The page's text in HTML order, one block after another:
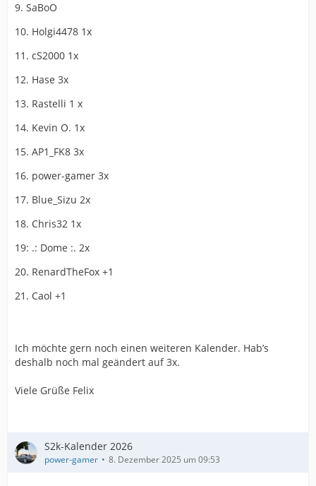
9. SaBoO
10. Holgi4478 1x
11. cS2000 1x
12. Hase 3x
13. Rastelli 1 x
14. Kevin O. 1x
15. AP1_FK8 3x
16. power-gamer 3x
17. Blue_Sizu 2x
18. Chris32 1x
19: .: Dome :. 2x
20. RenardTheFox +1
21. Caol +1
Ich möchte gern noch einen weiteren Kalender. Hab’s
deshalb noch mal geändert auf 3x.
Viele Grüße Felix
S2k-Kalender 2026
power-gamer 8. Dezember 2025 um 09:53